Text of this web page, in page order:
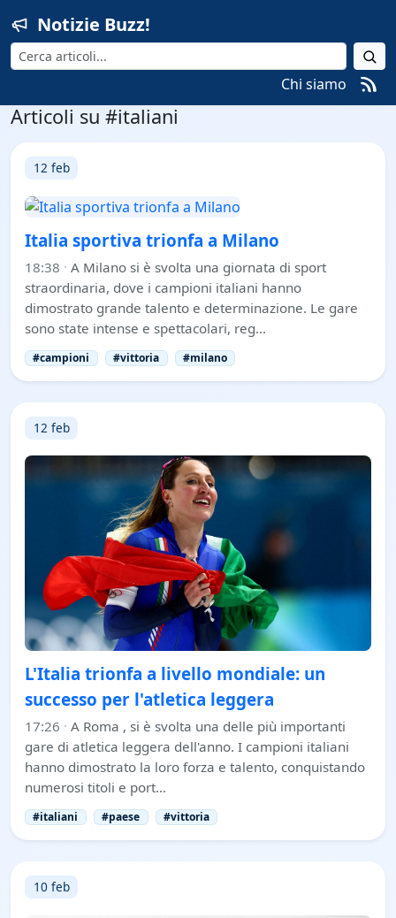
Notizie Buzz!
Cerca
Chi siamo
Articoli su #italiani
12 feb
Italia sportiva trionfa a Milano
18:38 · A Milano si è svolta una giornata di sport
straordinaria, dove i campioni italiani hanno
dimostrato grande talento e determinazione. Le gare
sono state intense e spettacolari, reg…
#campioni #vittoria #milano
12 feb
L'Italia trionfa a livello mondiale: un
successo per l'atletica leggera
17:26 · A Roma , si è svolta una delle più importanti
gare di atletica leggera dell'anno. I campioni italiani
hanno dimostrato la loro forza e talento, conquistando
numerosi titoli e port…
#italiani #paese #vittoria
10 feb